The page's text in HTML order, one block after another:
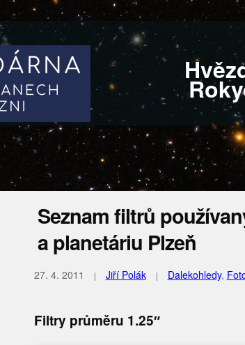
Seznam filtrů
a planetáriu Plzeň
27. 4. 2011 Jiří Polák Dalekohledy,
Filtry průměru 1.25″